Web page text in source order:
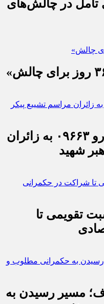
در چالش‌های
خدمات رایگان امدادخودرو ۰۹۶۶۳ به زائران
شهید
تقویمی تا
مسیر رسیدن به